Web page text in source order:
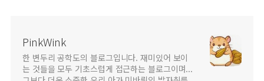
PinkWink
한 변두리 공학도의 블로그입니다. 재미있어 보이
는 것들을 모두 기초스럽게 접근하는 블로그이며...